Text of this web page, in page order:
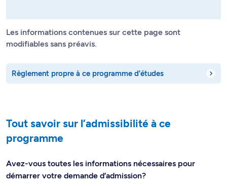
Les informations contenues sur cette page sont
modifiables sans préavis.
Règlement propre à ce programme d’études
Tout savoir sur l’admissibilité à ce
programme
Avez-vous toutes les informations nécessaires pour
démarrer votre demande d’admission?